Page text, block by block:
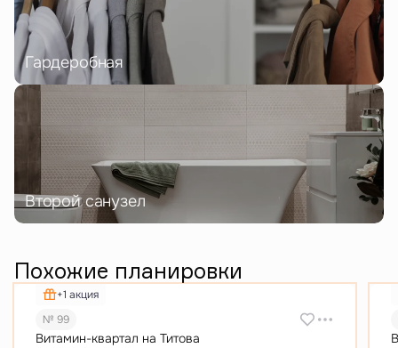
Гардеробная
Второй санузел
Похожие планировки
+1 акция
№ 99
Витамин-квартал на Титова